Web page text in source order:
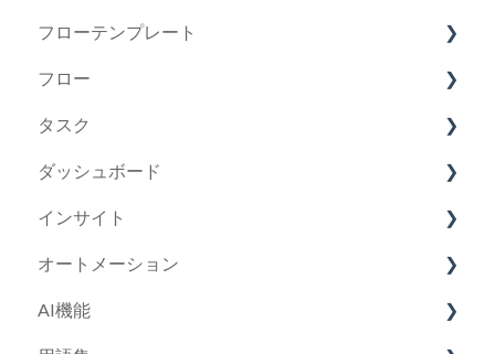
メンバーについて
メンバー：権限
メンバー：登録・編集
フローテンプレート
フローテンプレートについて
フローテンプレート：作成
フローテンプレート：編集
フローテンプレート：期間設定
フローテンプレート：ビュー
フロー
フローについて
フロー：開始
フロー：編集・完了
フロー：ビュー
フロー：その他
タスク
タスク：マイタスク
タスク：追加・編集
タスク：設定
タスク：担当者引継ぎ
ダッシュボード
ダッシュボード：工数レポート
インサイト
インサイトについて
オートメーション
オートメーションについて
AI機能